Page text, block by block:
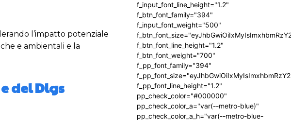
l’impatto potenziale
e ambientali e la
del Dlgs
f_input_font_line_height="1.2"
f_btn_font_family="394"
f_input_font_weight="500"
f_btn_font_line_height="1.2"
f_btn_font_weight="700"
f_pp_font_family="394"
f_pp_font_line_height="1.2"
pp_check_color="#000000"
pp_check_color_a="var(--metro-blue)"
pp_check_color_a_h="var(--metro-blue-